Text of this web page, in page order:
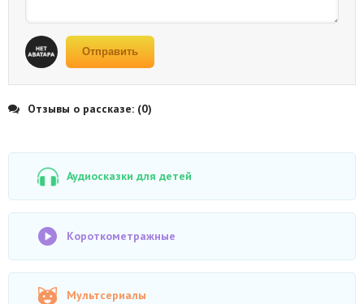
Отправить
Отзывы о рассказе: (0)
Аудиосказки для детей
Короткометражные
Мультсериалы